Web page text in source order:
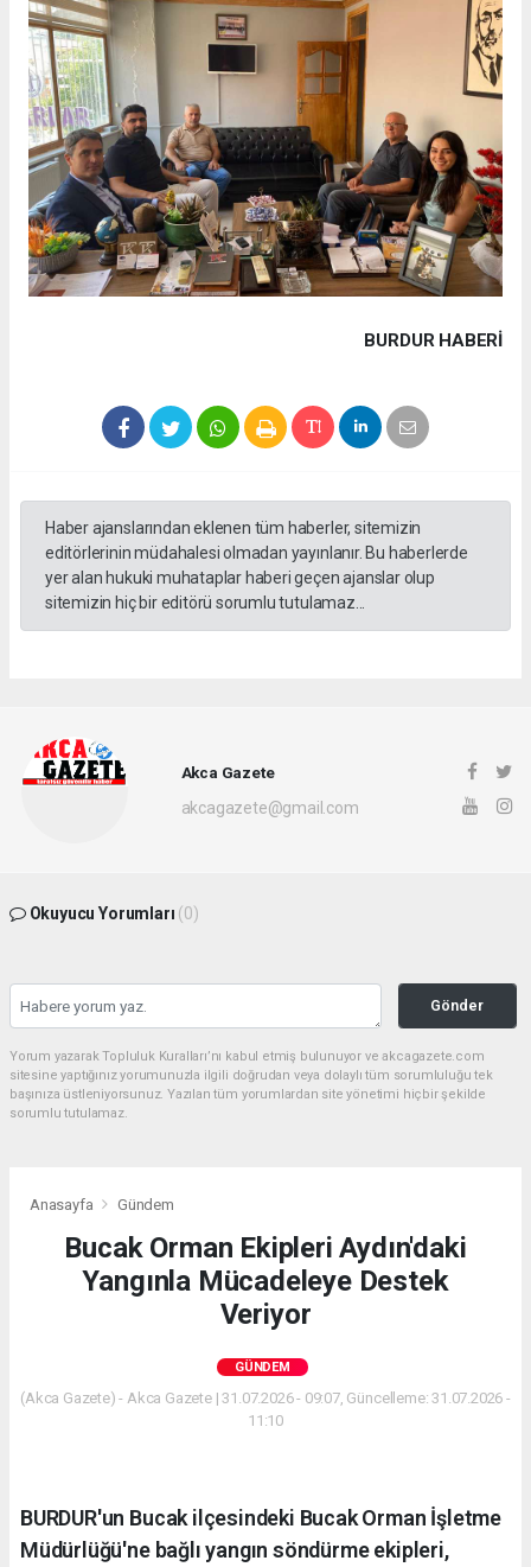
BURDUR HABERİ
Haber ajanslarından eklenen tüm haberler, sitemizin
editörlerinin müdahalesi olmadan yayınlanır. Bu haberlerde
yer alan hukuki muhataplar haberi geçen ajanslar olup
sitemizin hiç bir editörü sorumlu tutulamaz...
Akca Gazete
akcagazete@gmail.com
Okuyucu Yorumları (0)
Gönder
Yorum yazarak Topluluk Kuralları’nı kabul etmiş bulunuyor ve akcagazete.com
sitesine yaptığınız yorumunuzla ilgili doğrudan veya dolaylı tüm sorumluluğu tek
başınıza üstleniyorsunuz. Yazılan tüm yorumlardan site yönetimi hiçbir şekilde
sorumlu tutulamaz.
Anasayfa Gündem
Bucak Orman Ekipleri Aydın'daki
Yangınla Mücadeleye Destek
Veriyor
GÜNDEM
(Akca Gazete) - Akca Gazete | 31.07.2026 - 09:07, Güncelleme: 31.07.2026 -
11:10
BURDUR'un Bucak ilçesindeki Bucak Orman İşletme
Müdürlüğü'ne bağlı yangın söndürme ekipleri,